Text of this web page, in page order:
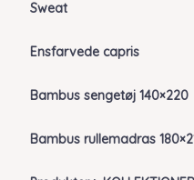
Sweat
Ensfarvede capris
Bambus sengetøj 140×220
Bambus rullemadras